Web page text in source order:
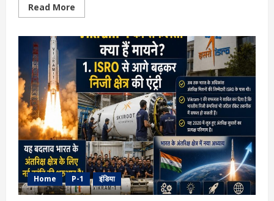
Read More
more
सत्र
2026:
सरकार
एजेंडा
क्या
है,
विपक्ष
की
रणनीति
क्या
होगी
?
6
बड़े
बिलों
पर
टकराव
के
Home P-1 इंडिया